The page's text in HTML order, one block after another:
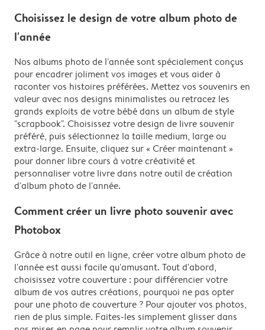
Choisissez le design de votre album photo de
l'année
Nos albums photo de l'année sont spécialement conçus
pour encadrer joliment vos images et vous aider à
raconter vos histoires préférées. Mettez vos souvenirs en
valeur avec nos designs minimalistes ou retracez les
grands exploits de votre bébé dans un album de style
"scrapbook". Choisissez votre design de livre souvenir
préféré, puis sélectionnez la taille medium, large ou
extra-large. Ensuite, cliquez sur « Créer maintenant »
pour donner libre cours à votre créativité et
personnaliser votre livre dans notre outil de création
d'album photo de l'année.
Comment créer un livre photo souvenir avec
Photobox
Grâce à notre outil en ligne, créer votre album photo de
l'année est aussi facile qu'amusant. Tout d'abord,
choisissez votre couverture : pour différencier votre
album de vos autres créations, pourquoi ne pas opter
pour une photo de couverture ? Pour ajouter vos photos,
rien de plus simple. Faites-les simplement glisser dans